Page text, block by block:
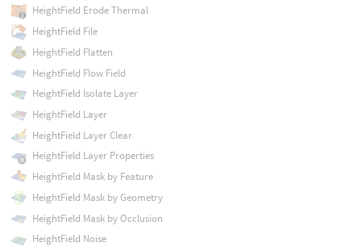
HeightField Erode Thermal
HeightField File
HeightField Flatten
HeightField Flow Field
HeightField Isolate Layer
HeightField Layer
HeightField Layer Clear
HeightField Layer Properties
HeightField Mask by Feature
HeightField Mask by Geometry
HeightField Mask by Occlusion
HeightField Noise